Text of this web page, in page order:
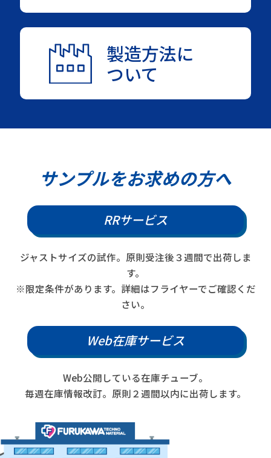
製造方法に
ついて
サンプルをお求めの方へ
RRサービス
ジャストサイズの試作。原則受注後３週間で出荷しま
す。
※限定条件があります。詳細はフライヤーでご確認くだ
さい。
Web在庫サービス
Web公開している在庫チューブ。
毎週在庫情報改訂。原則２週間以内に出荷します。